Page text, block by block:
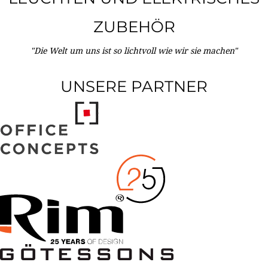
ZUBEHÖR
"Die Welt um uns ist so lichtvoll wie wir sie machen"
UNSERE PARTNER